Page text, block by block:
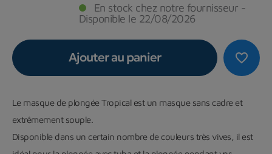
En stock chez notre fournisseur -
Disponible le 22/08/2026
favorite_border
Ajouter au panier
Le masque de plongée Tropical est un masque sans cadre et
extrêmement souple.
Disponible dans un certain nombre de couleurs très vives, il est